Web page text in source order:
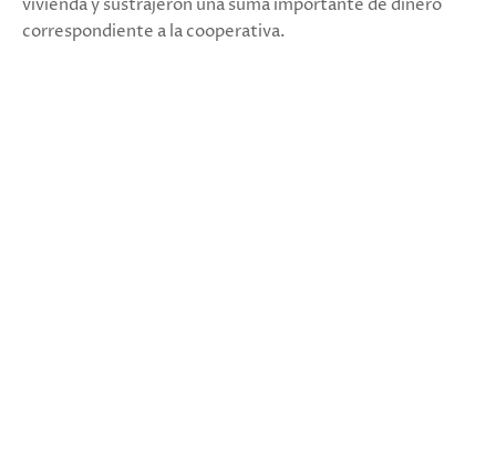
vivienda y sustrajeron una suma importante de dinero
correspondiente a la cooperativa.